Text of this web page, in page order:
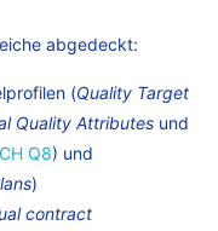
abgedeckt:
(Quality Target
Quality Attributes und
Q8) und
)
contract